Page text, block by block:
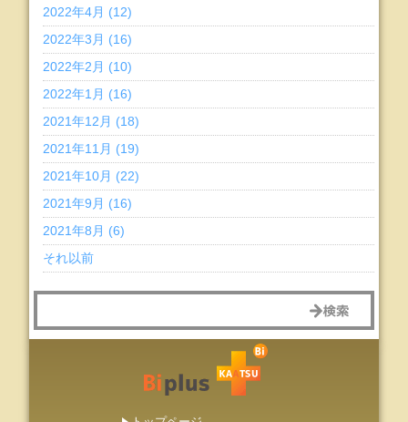
2022年4月 (12)
2022年3月 (16)
2022年2月 (10)
2022年1月 (16)
2021年12月 (18)
2021年11月 (19)
2021年10月 (22)
2021年9月 (16)
2021年8月 (6)
それ以前